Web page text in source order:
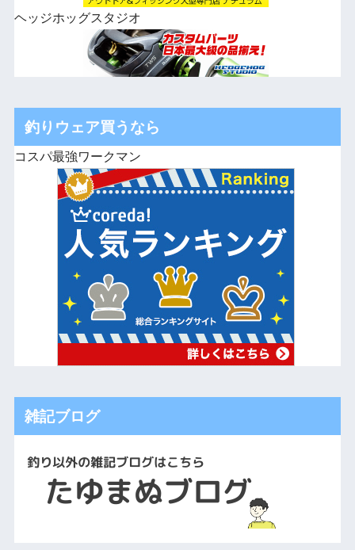
ヘッジホッグスタジオ
釣りウェア買うなら
コスパ最強ワークマン
雑記ブログ